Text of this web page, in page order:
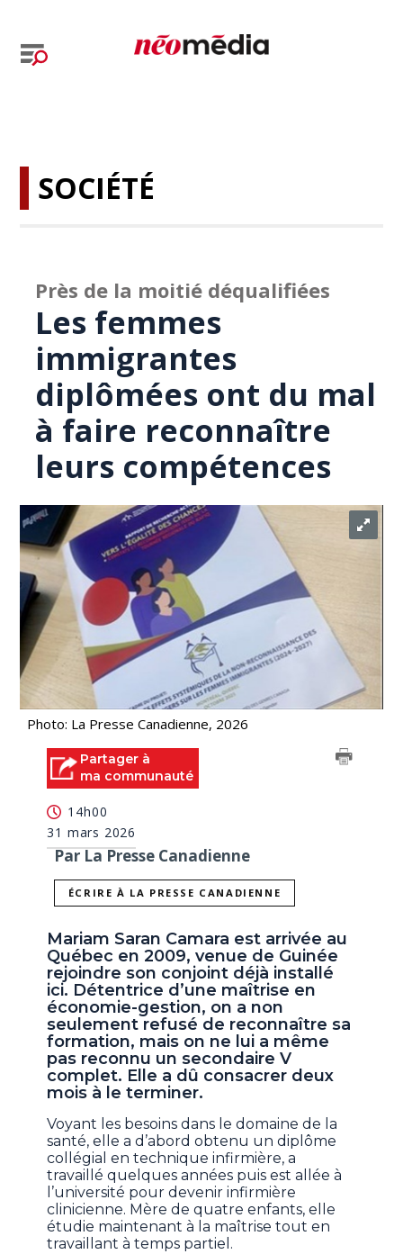
SOCIÉTÉ
Près de la moitié déqualifiées
Les femmes
immigrantes
diplômées ont du mal
à faire reconnaître
leurs compétences
Photo: La Presse Canadienne, 2026
Partager à
ma communauté
14h00
31 mars 2026
Par La Presse Canadienne
ÉCRIRE À LA PRESSE CANADIENNE
Mariam Saran Camara est arrivée au
Québec en 2009, venue de Guinée
rejoindre son conjoint déjà installé
ici. Détentrice d’une maîtrise en
économie-gestion, on a non
seulement refusé de reconnaître sa
formation, mais on ne lui a même
pas reconnu un secondaire V
complet. Elle a dû consacrer deux
mois à le terminer.
Voyant les besoins dans le domaine de la
santé, elle a d’abord obtenu un diplôme
collégial en technique infirmière, a
travaillé quelques années puis est allée à
l’université pour devenir infirmière
clinicienne. Mère de quatre enfants, elle
étudie maintenant à la maîtrise tout en
travaillant à temps partiel.